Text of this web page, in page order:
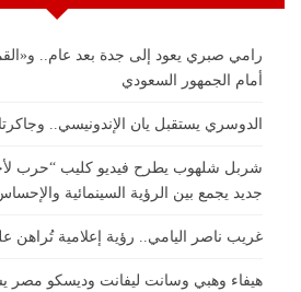
رامي صبري يعود إلى جدة بعد عام..
أمام الجمهور السعودي
الدوسري يستقبل يان الإندونيسي..
شربل شلهوب يطرح فيديو كليب “حرب
جديد يجمع بين الرؤية السينمائية
غريب ناصر اليامي.. رؤية إعلامية تُراهن